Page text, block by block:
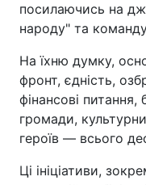
посилаючись на
народу" та
На їхню думку,
фронт, єдність,
фінансові
громади,
героїв — всього
Ці ініціативи,